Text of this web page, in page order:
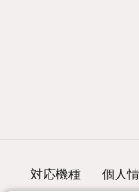
対応機種 個人